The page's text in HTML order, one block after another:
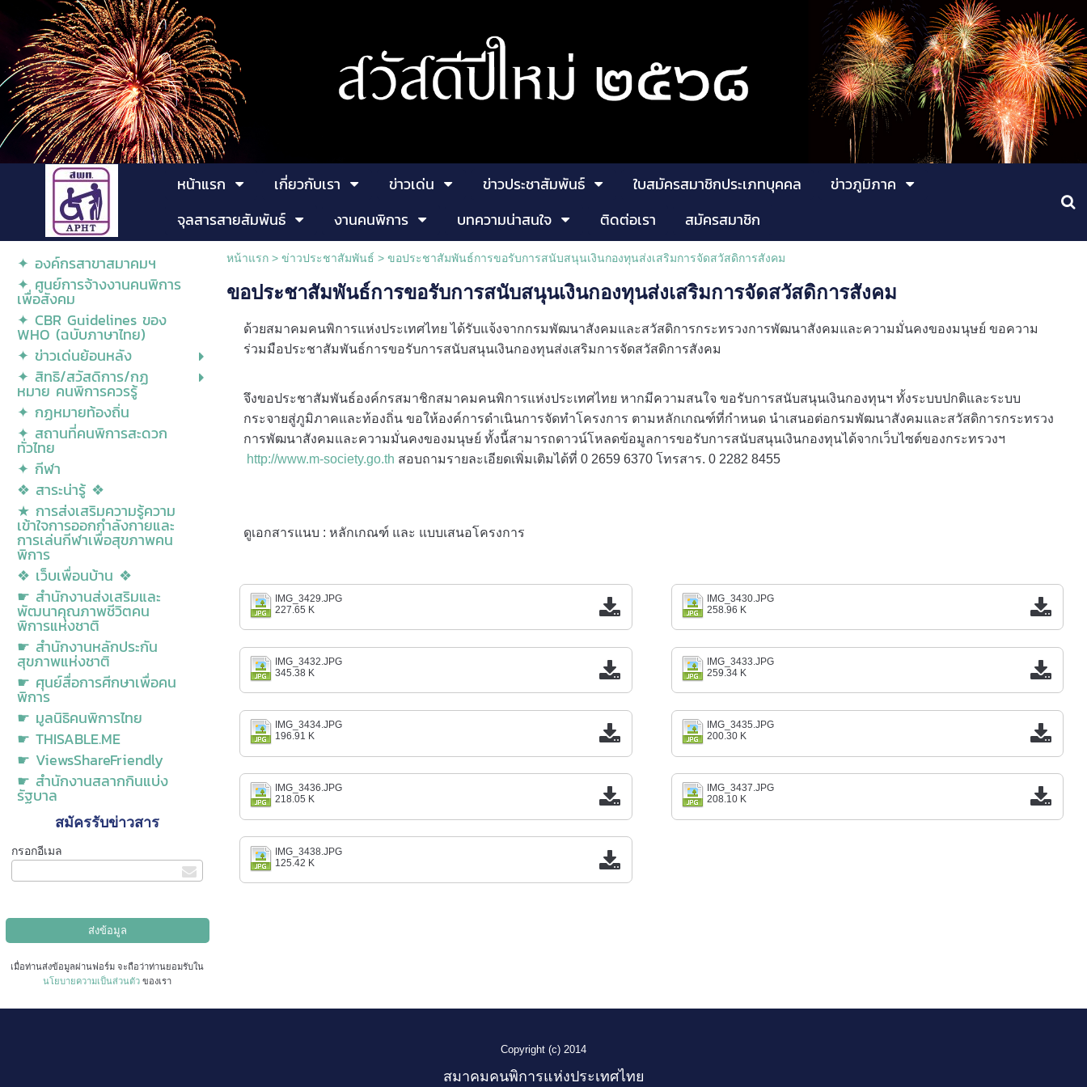
หน้าแรก เกี่ยวกับเรา ข่าวเด่น ข่าวประชาสัมพันธ์ ใบสมัครสมาชิกประเภทบุคคล
ข่าวภูมิภาค
จุลสารสายสัมพันธ์
งานคนพิการ บทความน่าสนใจ ติดต่อเรา
สมัครสมาชิก
✦ องค์กรสาขาสมาคมฯ
✦ ศูนย์การจ้างงานคนพิการ
เพื่อสังคม
✦ CBR Guidelines ของ
WHO (ฉบับภาษาไทย)
✦ ข่าวเด่นย้อนหลัง
✦ สิทธิ/สวัสดิการ/กฏ
หมาย คนพิการควรรู้
✦ กฏหมายท้องถิ่น
✦ สถานที่คนพิการสะดวก
ทั่วไทย
✦ กีฬา
❖ สาระน่ารู้ ❖
★ การส่งเสริมความรู้ความ
เข้าใจการออกกำลังกายและ
การเล่นกีฬาเพื่อสุขภาพคน
พิการ
❖ เว็บเพื่อนบ้าน ❖
☛ สำนักงานส่งเสริมและ
พัฒนาคุณภาพชีวิตคน
พิการแห่งชาติ
☛ สำนักงานหลักประกัน
สุขภาพแห่งชาติ
☛ ศุนย์สื่อการศีกษาเพื่อคน
พิการ
☛ มูลนิธิคนพิการไทย
☛ THISABLE.ME
☛ ViewsShareFriendly
☛ สำนักงานสลากกินแบ่ง
รัฐบาล
สมัครรับข่าวสาร
กรอกอีเมล
เมื่อท่านส่งข้อมูลผ่านฟอร์ม จะถือว่าท่านยอมรับใน
นโยบายความเป็นส่วนตัว ของเรา
หน้าแรก> ข่าวประชาสัมพันธ์ > ขอประชาสัมพันธ์การขอรับการสนับสนุนเงินกองทุนส่งเสริมการจัดสวัสดิการสังคม
ขอประชาสัมพันธ์การขอรับการสนับสนุนเงินกองทุนส่งเสริมการจัดสวัสดิการสังคม
ด้วยสมาคมคนพิการแห่งประเทศไทย ได้รับแจ้งจากกรมพัฒนาสังคมและสวัสดิการกระทรวงการพัฒนาสังคมและความมั่นคงของมนุษย์ ขอความ
ร่วมมือประชาสัมพันธ์การขอรับการสนับสนุนเงินกองทุนส่งเสริมการจัดสวัสดิการสังคม
จึงขอประชาสัมพันธ์องค์กรสมาชิกสมาคมคนพิการแห่งประเทศไทย หากมีความสนใจ ขอรับการสนับสนุนเงินกองทุนฯ ทั้งระบบปกติและระบบ
กระจายสู่ภูมิภาคและท้องถิ่น ขอให้องค์การดำเนินการจัดทำโครงการ ตามหลักเกณฑ์ที่กำหนด นำเสนอต่อกรมพัฒนาสังคมและสวัสดิการกระทรวง
การพัฒนาสังคมและความมั่นคงของมนุษย์ ทั้งนี้สามารถดาวน์โหลดข้อมูลการขอรับการสนับสนุนเงินกองทุนได้จากเว็บไซต์ของกระทรวงฯ
http://www.m-society.go.th สอบถามรายละเอียดเพิ่มเติมได้ที่ 0 2659 6370 โทรสาร. 0 2282 8455
ดูเอกสารแนบ : หลักเกณฑ์ และ แบบเสนอโครงการ
IMG_3429.JPG
227.65 K
IMG_3430.JPG
258.96 K
IMG_3432.JPG
345.38 K
IMG_3433.JPG
259.34 K
IMG_3434.JPG
196.91 K
IMG_3435.JPG
200.30 K
IMG_3436.JPG
218.05 K
IMG_3437.JPG
208.10 K
IMG_3438.JPG
125.42 K
Copyright (c) 2014
สมาคมคนพิการแห่งประเทศไทย